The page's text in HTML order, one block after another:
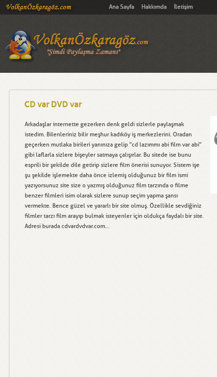
Ana Sayfa Hakkımda İletişim
CD var DVD var
Arkadaşlar internette gezerken denk geldi sizlerle paylaşmak
istedim. Bilenleriniz bilir meşhur kadıköy iş merkezlerini. Oradan
geçerken mutlaka birileri yanınıza gelip "cd lazımmı abi film var abi"
gibi laflarla sizlere bişeyler satmaya çalışırlar. Bu sitede ise bunu
esprili bir şekilde dile getirip sizlere film önerisi sunuyor. Sistem işe
şu şekilde işlemekte daha önce izlemiş olduğunuz bir film ismi
yazıyorsunuz site size o yazmış olduğunuz film tarzında o filme
benzer filmleri isim olarak sizlere sunup seçim yapma şansı
vermekte. Bence güzel ve yararlı bir site olmuş. Özellikle sevdiğiniz
filmler tarzı film arayıp bulmak isteyenler için oldukça faydalı bir site.
Adresi burada cdvardvdvar.com...